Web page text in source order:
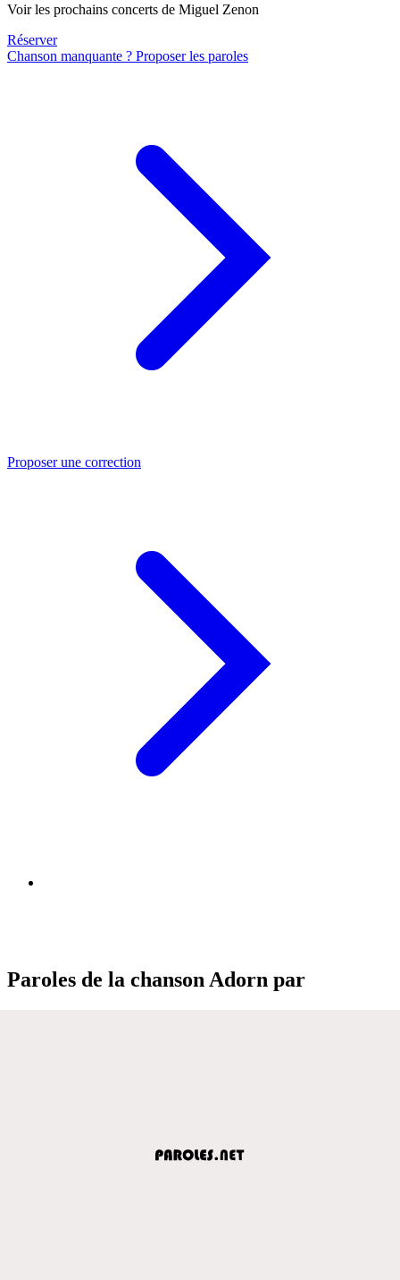
Voir les prochains concerts de Miguel Zenon
Réserver
Chanson manquante ? Proposer les paroles
Proposer une correction
Paroles de la chanson Adorn par